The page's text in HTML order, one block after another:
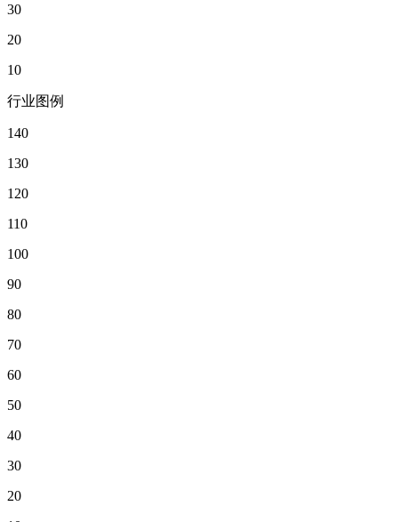
30
20
10
行业图例
140
130
120
110
100
90
80
70
60
50
40
30
20